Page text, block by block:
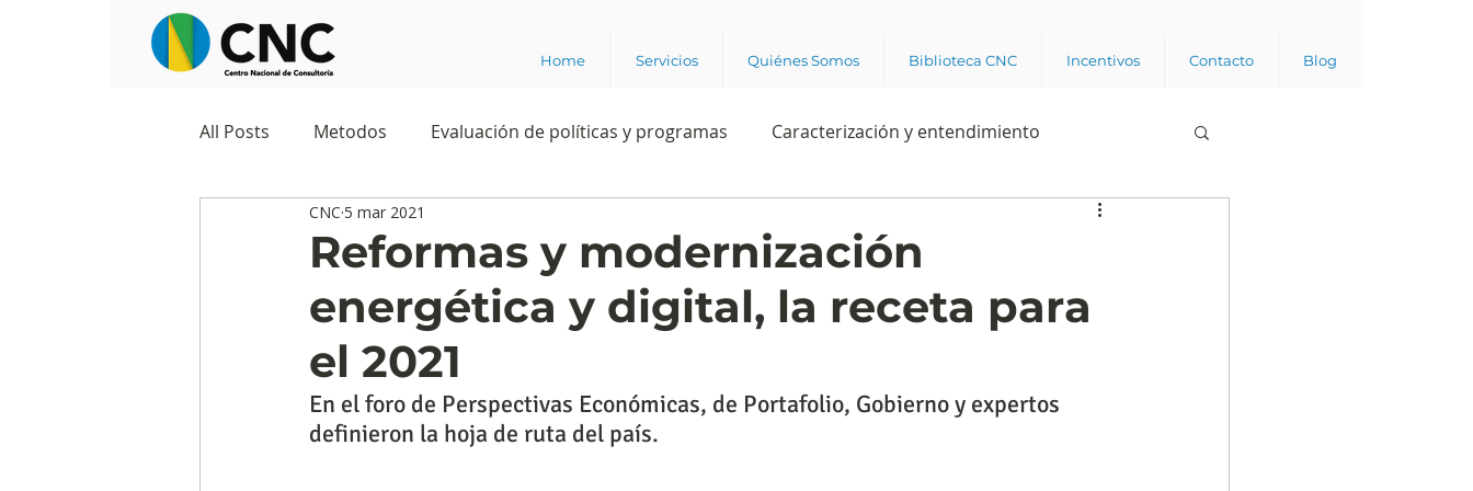
Home Servicios Quiénes Somos Biblioteca CNC Incentivos Contacto Blog
All Posts Metodos Evaluación de políticas y programas Caracterización y entendimiento
Observatorios sociales Business analytics
Predicciones y tendencias Rating Política Intención de voto Consultas de opinión pública
Marketing Cultura y ambiente laboral Experiencia del cliente Experiencia del trabajador
Reformas y modernización
energética y digital, la receta para
el 2021
CNC 5 mar 2021
En el foro de Perspectivas Económicas, de Portafolio, Gobierno y expertos
definieron la hoja de ruta del país.